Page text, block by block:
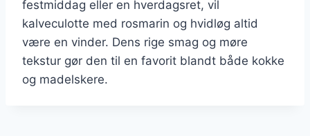
festmiddag eller en hverdagsret, vil
kalveculotte med rosmarin og hvidløg altid
være en vinder. Dens rige smag og møre
tekstur gør den til en favorit blandt både kokke
og madelskere.